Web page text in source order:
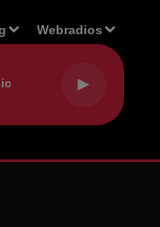
Webradios